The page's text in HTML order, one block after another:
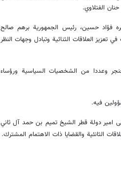
الفتلاوي.
فؤاد حسين، رئيس الجمهورية برهم صالح
العلاقات الثنائية وتبادل وجهات النظر
وعددا من الشخصيات السياسية ورؤساء
فيه.
امير دولة قطر الشيخ تميم بن حمد آل ثاني
الثانئية والقضايا ذات الاهتمام المشترك.